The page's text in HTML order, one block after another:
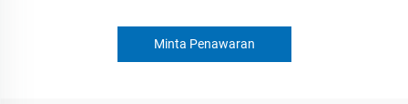
Minta Penawaran